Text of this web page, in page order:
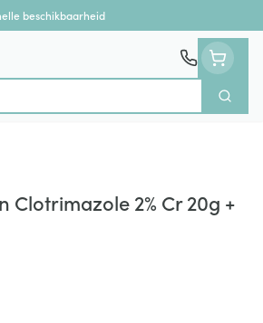
beschikbaarheid
Zoek
Clotrimazole 2% Cr 20g +